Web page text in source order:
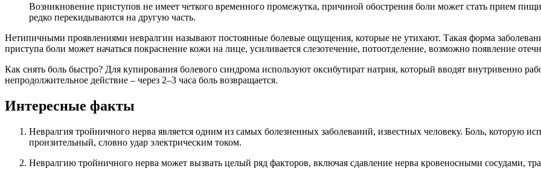
Возникновение приступов не имеет четкого временного промежутка, причиной обострения боли может стать прием
редко перекидываются на другую часть.
Нетипичными проявлениями невралгии называют постоянные болевые ощущения, которые не утихают. Такая форма
приступа боли может начаться покраснение кожи на лице, усиливается слезотечение, потоотделение, возможно появление
Как снять боль быстро? Для купирования болевого синдрома используют оксибутират натрия, который вводят внутривенно
непродолжительное действие – через 2–3 часа боль возвращается.
Интересные факты
Невралгия тройничного нерва является одним из самых болезненных заболеваний, известных человеку. Боль, которую
пронзительный, словно удар электрическим током.
Невралгию тройничного нерва может вызвать целый ряд факторов, включая сдавление нерва кровеносными сосудами,